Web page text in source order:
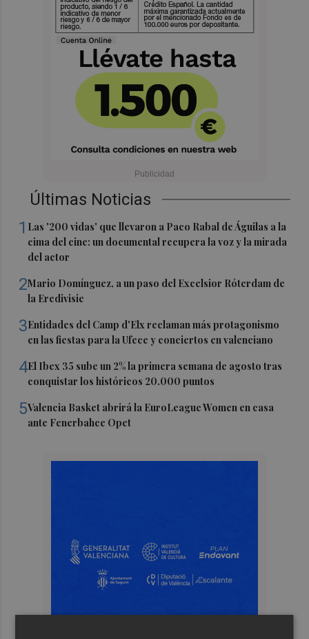
Últimas Noticias
1 Las '200 vidas' que llevaron a Paco Rabal de Águilas a la
cima del cine: un documental recupera la voz y la mirada
del actor
2Mario Domínguez, a un paso del Excelsior Róterdam de
la Eredivisie
3Entidades del Camp d'Elx reclaman más protagonismo
en las fiestas para la Ufece y conciertos en valenciano
4El Ibex 35 sube un 2% la primera semana de agosto tras
conquistar los históricos 20.000 puntos
5Valencia Basket abrirá la EuroLeague Women en casa
ante Fenerbahce Opet